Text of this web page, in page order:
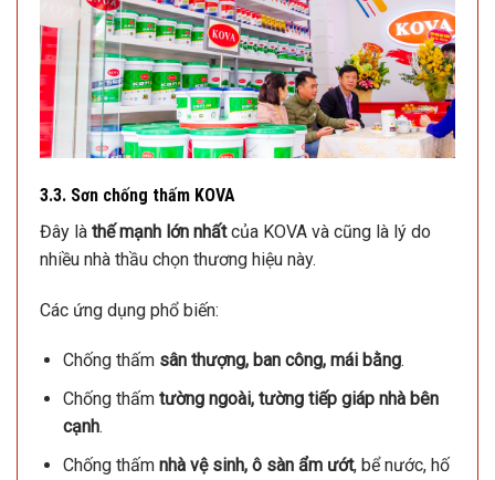
3.3. Sơn chống thấm KOVA
Đây là thế mạnh lớn nhấtcủa KOVA và cũng là lý do
nhiều nhà thầu chọn thương hiệu này.
Các ứng dụng phổ biến:
Chống thấm sân thượng, ban công, mái bằng.
Chống thấm tường ngoài, tường tiếp giáp nhà bên
cạnh.
Chống thấm nhà vệ sinh, ô sàn ẩm ướt, bể nước, hố